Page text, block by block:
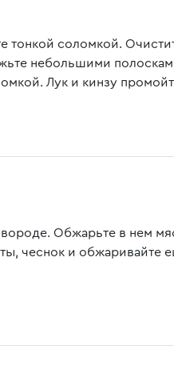
тонкой соломкой.
небольшими
Лук и кинзу
Обжарьте в нем
чеснок и обжаривайте